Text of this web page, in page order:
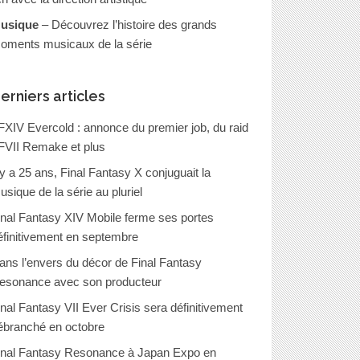
– Découvrez l’histoire des grands
musicaux de la série
articles
Evercold : annonce du premier job, du raid
Remake et plus
a 25 ans, Final Fantasy X conjuguait la
de la série au pluriel
Fantasy XIV Mobile ferme ses portes
en septembre
l’envers du décor de Final Fantasy
avec son producteur
Fantasy VII Ever Crisis sera définitivement
en octobre
Fantasy Resonance à Japan Expo en